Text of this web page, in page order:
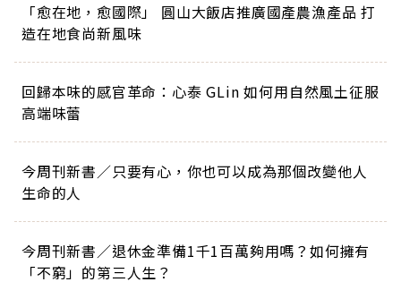
「愈在地，愈國際」 圓山大飯店推廣國產農漁產品 打
造在地食尚新風味
回歸本味的感官革命：心泰 GLin 如何用自然風土征服
高端味蕾
今周刊新書／只要有心，你也可以成為那個改變他人
生命的人
今周刊新書／退休金準備1千1百萬夠用嗎？如何擁有
「不窮」的第三人生？